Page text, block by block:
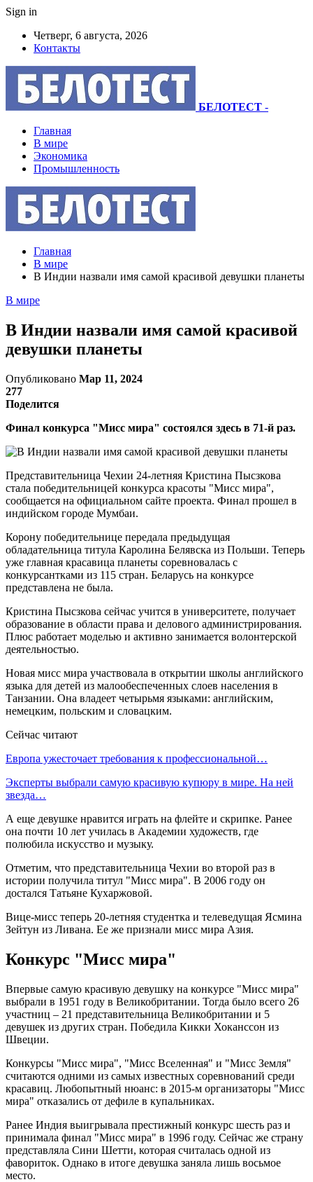
Sign in
Четверг, 6 августа, 2026
Контакты
БЕЛОТЕСТ -
Главная
В мире
Экономика
Промышленность
Главная
В мире
В Индии назвали имя самой красивой девушки планеты
В мире
В Индии назвали имя самой красивой
девушки планеты
Опубликовано Мар 11, 2024
277
Поделится
Финал конкурса "Мисс мира" состоялся здесь в 71-й раз.
Представительница Чехии 24-летняя Кристина Пысзкова
стала победительницей конкурса красоты "Мисс мира",
сообщается на официальном сайте проекта. Финал прошел в
индийском городе Мумбаи.
Корону победительнице передала предыдущая
обладательница титула Каролина Белявска из Польши. Теперь
уже главная красавица планеты соревновалась с
конкурсантками из 115 стран. Беларусь на конкурсе
представлена не была.
Кристина Пысзкова сейчас учится в университете, получает
образование в области права и делового администрирования.
Плюс работает моделью и активно занимается волонтерской
деятельностью.
Новая мисс мира участвовала в открытии школы английского
языка для детей из малообеспеченных слоев населения в
Танзании. Она владеет четырьмя языками: английским,
немецким, польским и словацким.
Сейчас читают
Европа ужесточает требования к профессиональной…
Эксперты выбрали самую красивую купюру в мире. На ней
звезда…
А еще девушке нравится играть на флейте и скрипке. Ранее
она почти 10 лет училась в Академии художеств, где
полюбила искусство и музыку.
Отметим, что представительница Чехии во второй раз в
истории получила титул "Мисс мира". В 2006 году он
достался Татьяне Кухаржовой.
Вице-мисс теперь 20-летняя студентка и телеведущая Ясмина
Зейтун из Ливана. Ее же признали мисс мира Азия.
Конкурс "Мисс мира"
Впервые самую красивую девушку на конкурсе "Мисс мира"
выбрали в 1951 году в Великобритании. Тогда было всего 26
участниц – 21 представительница Великобритании и 5
девушек из других стран. Победила Кикки Хоканссон из
Швеции.
Конкурсы "Мисс мира", "Мисс Вселенная" и "Мисс Земля"
считаются одними из самых известных соревнований среди
красавиц. Любопытный нюанс: в 2015-м организаторы "Мисс
мира" отказались от дефиле в купальниках.
Ранее Индия выигрывала престижный конкурс шесть раз и
принимала финал "Мисс мира" в 1996 году. Сейчас же страну
представляла Сини Шетти, которая считалась одной из
фавориток. Однако в итоге девушка заняла лишь восьмое
место.